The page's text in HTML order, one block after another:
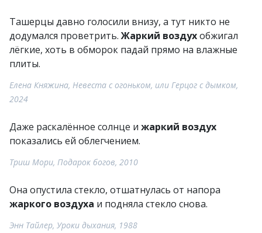
Ташерцы давно голосили внизу, а тут никто не
додумался проветрить.Жаркий воздухобжигал
лёгкие, хоть в обморок падай прямо на влажные
плиты.
Елена Княжина, Невеста с огоньком, или Герцог с дымком,
2024
Даже раскалённое солнце и жаркий воздух
показались ей облегчением.
Триш Мори, Подарок богов, 2010
Она опустила стекло, отшатнулась от напора
жаркого воздуха и подняла стекло снова.
Энн Тайлер, Уроки дыхания, 1988